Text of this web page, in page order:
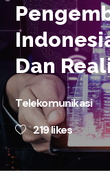
Dan
Telekomunikasi
219likes